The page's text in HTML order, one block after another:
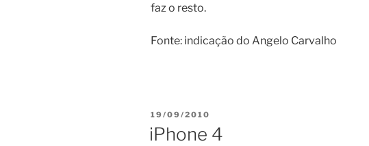
faz o resto.
Fonte: indicação do Angelo Carvalho
POSTED
19/09/2010
iPhone 4